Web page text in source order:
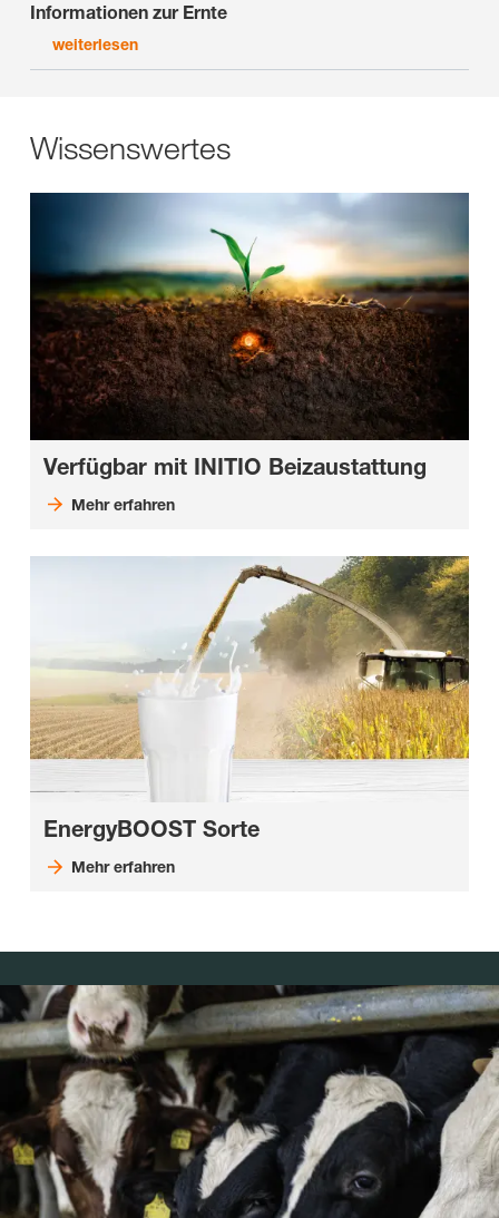
Informationen zur Ernte
weiterlesen
Wissenswertes
Verfügbar mit INITIO Beizaustattung
Mehr erfahren
EnergyBOOST Sorte
Mehr erfahren